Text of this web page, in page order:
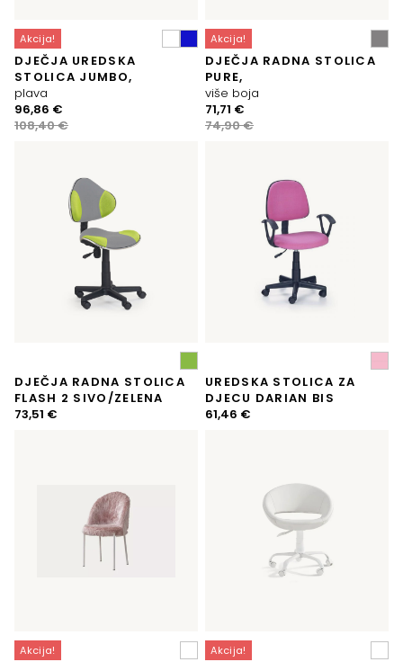
Akcija!
DJEČJA UREDSKA
STOLICA JUMBO,
plava
108,40€
Izvorna
cijena
96,86 €
Trenutna
cijena
Akcija!
DJEČJA RADNA STOLICA
PURE,
više boja
74,90€
Izvorna
cijena
71,71 €
Trenutna
cijena
DJEČJA RADNA STOLICA
FLASH 2 SIVO/ZELENA
73,51 €
UREDSKA STOLICA ZA
DJECU DARIAN BIS
61,46 €
Akcija! Akcija!